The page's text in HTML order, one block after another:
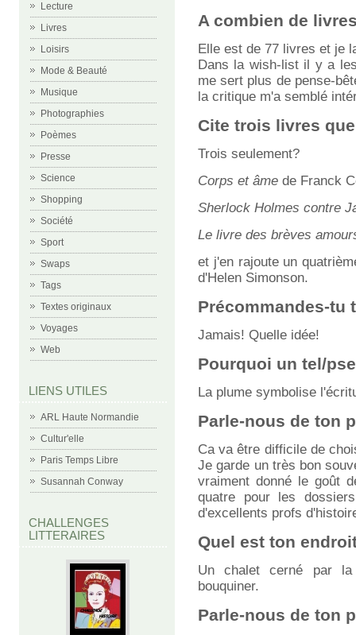
Lecture
Livres
Loisirs
Mode & Beauté
Musique
Photographies
Poèmes
Presse
Science
Shopping
Société
Sport
Swaps
Tags
Textes originaux
Voyages
Web
LIENS UTILES
ARL Haute Normandie
Cultur'elle
Paris Temps Libre
Susannah Conway
CHALLENGES
LITTERAIRES
A combien de
Elle est de 77 livres et je
Dans la wish-list il y a
me sert plus de pense-
la critique m'a semblé
Cite trois livres
Trois seulement?
Corps et âme de Franck
Sherlock Holmes contre
Le livre des brèves
et j'en rajoute un
d'Helen Simonson.
Précommandes-tu
Jamais! Quelle idée!
Pourquoi un tel/
La plume symbolise
Parle-nous de ton
Ca va être difficile de
Je garde un très bon
vraiment donné le goût
quatre pour les
d'excellents profs
Quel est ton
Un chalet cerné par
bouquiner.
Parle-nous de ton